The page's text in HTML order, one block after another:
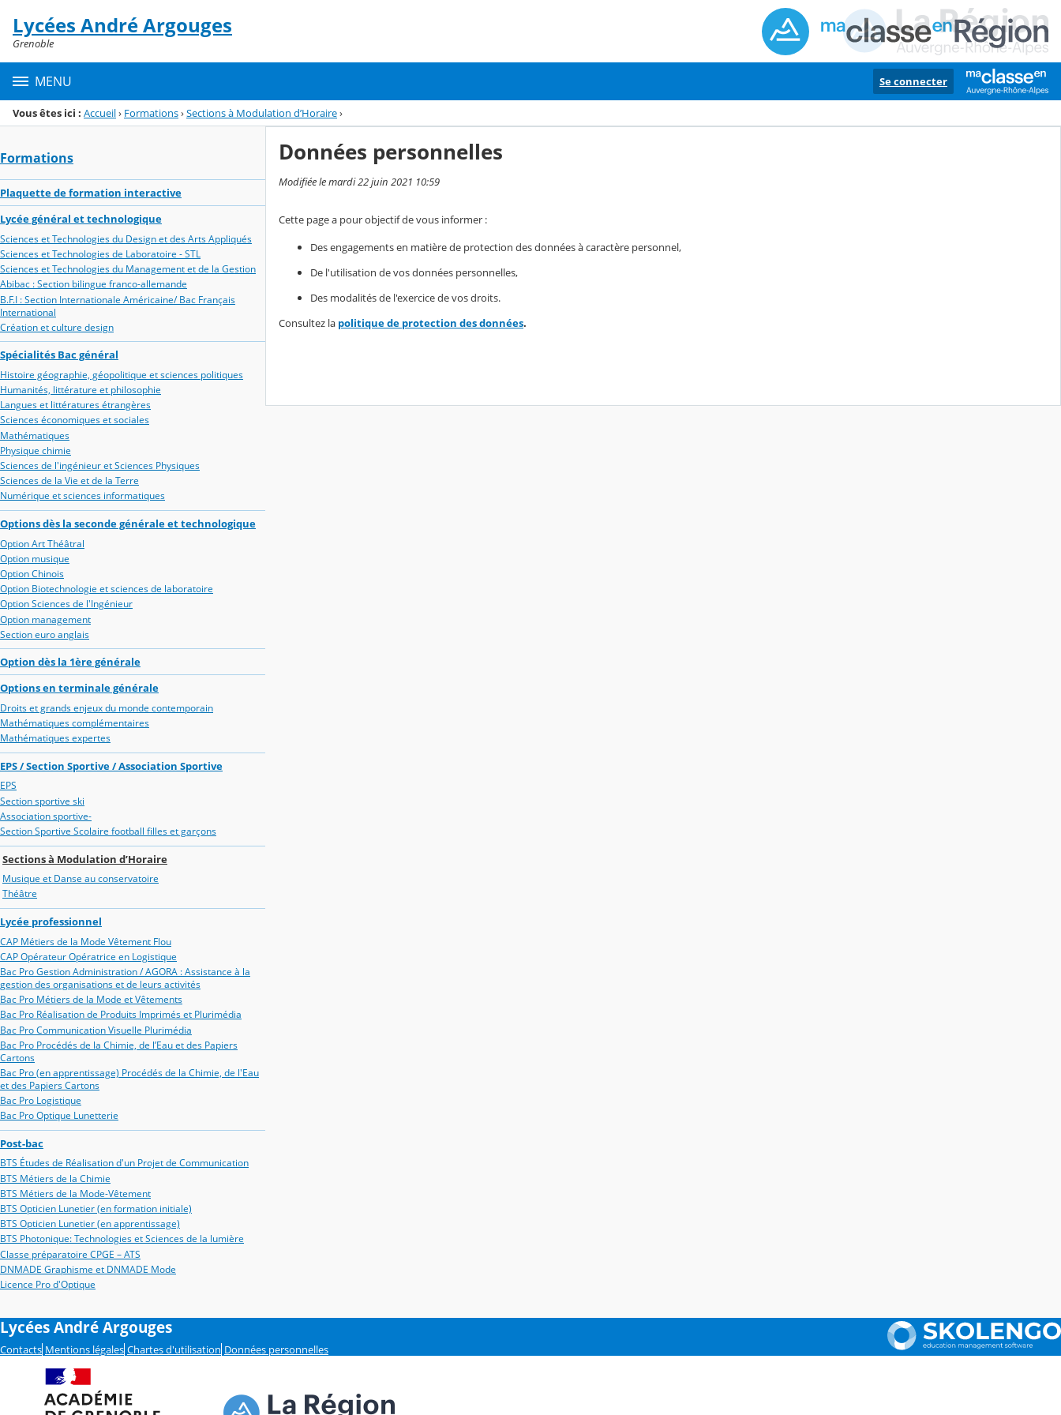
Menu de la rubrique
Contenu
Lycées André Argouges
Grenoble
MENU Se connecter
Vous êtes ici : Accueil› Formations›Sections à Modulation d’Horaire›
Formations
Plaquette de formation interactive
Lycée général et technologique
Sciences et Technologies du Design et des Arts Appliqués
Sciences et Technologies de Laboratoire - STL
Sciences et Technologies du Management et de la Gestion
Abibac : Section bilingue franco-allemande
B.F.I : Section Internationale Américaine/ Bac Français
International
Création et culture design
Spécialités Bac général
Histoire géographie, géopolitique et sciences politiques
Humanités, littérature et philosophie
Langues et littératures étrangères
Sciences économiques et sociales
Mathématiques
Physique chimie
Sciences de l'ingénieur et Sciences Physiques
Sciences de la Vie et de la Terre
Numérique et sciences informatiques
Options dès la seconde générale et technologique
Option Art Théâtral
Option musique
Option Chinois
Option Biotechnologie et sciences de laboratoire
Option Sciences de l'Ingénieur
Option management
Section euro anglais
Option dès la 1ère générale
Options en terminale générale
Droits et grands enjeux du monde contemporain
Mathématiques complémentaires
Mathématiques expertes
EPS / Section Sportive / Association Sportive
EPS
Section sportive ski
Association sportive-
Section Sportive Scolaire football filles et garçons
Sections à Modulation d’Horaire
Musique et Danse au conservatoire
Théâtre
Lycée professionnel
CAP Métiers de la Mode Vêtement Flou
CAP Opérateur Opératrice en Logistique
Bac Pro Gestion Administration / AGORA : Assistance à la
gestion des organisations et de leurs activités
Bac Pro Métiers de la Mode et Vêtements
Bac Pro Réalisation de Produits Imprimés et Plurimédia
Bac Pro Communication Visuelle Plurimédia
Bac Pro Procédés de la Chimie, de l’Eau et des Papiers
Cartons
Bac Pro (en apprentissage) Procédés de la Chimie, de l'Eau
et des Papiers Cartons
Bac Pro Logistique
Bac Pro Optique Lunetterie
Post-bac
BTS Études de Réalisation d'un Projet de Communication
BTS Métiers de la Chimie
BTS Métiers de la Mode-Vêtement
BTS Opticien Lunetier (en formation initiale)
BTS Opticien Lunetier (en apprentissage)
BTS Photonique: Technologies et Sciences de la lumière
Classe préparatoire CPGE – ATS
DNMADE Graphisme et DNMADE Mode
Licence Pro d'Optique
Données personnelles
Modifiée le mardi 22 juin 2021 10:59
Cette page a pour objectif de vous informer :
Des engagements en matière de protection des données à caractère personnel,
De l'utilisation de vos données personnelles,
Des modalités de l'exercice de vos droits.
Consultez la politique de protection des données.
Lycées André Argouges
Contacts Mentions légales Chartes d'utilisation Données personnelles